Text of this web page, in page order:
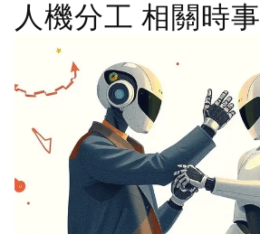
人機分工 相關時事